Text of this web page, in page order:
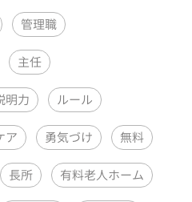
管理職
主任
明力 ルール
ア 勇気づけ 無料
長所 有料老人ホーム